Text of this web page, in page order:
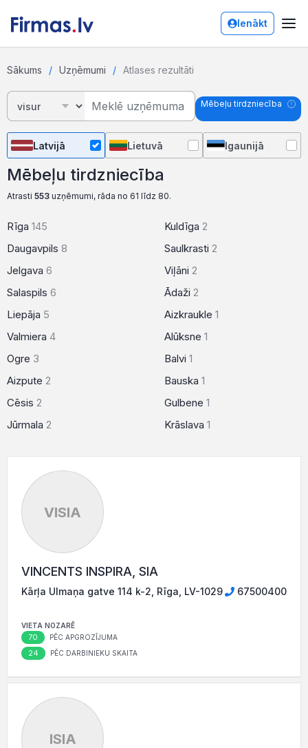
Ienākt
Sākums Uzņēmumi Atlases rezultāti
Mēbeļu tirdzniecība
Latvijā Lietuvā Igaunijā
Mēbeļu tirdzniecība
Atrasti 553 uzņēmumi, rāda no 61 līdz 80.
Rīga 145
Daugavpils 8
Jelgava 6
Salaspils 6
Liepāja 5
Valmiera 4
Ogre 3
Aizpute 2
Cēsis 2
Jūrmala 2
Kuldīga 2
Saulkrasti 2
Viļāni 2
Ādaži 2
Aizkraukle 1
Alūksne 1
Balvi 1
Bauska 1
Gulbene 1
Krāslava 1
VISIA
VINCENTS INSPIRA, SIA
Kārļa Ulmaņa gatve 114 k-2, Rīga, LV-1029 67500400
VIETA NOZARĒ
70 PĒC APGROZĪJUMA
24 PĒC DARBINIEKU SKAITA
ISIA